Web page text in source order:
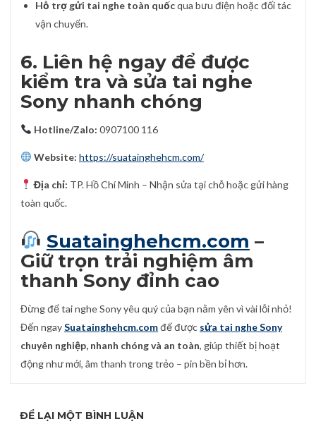
Hỗ trợ gửi tai nghe toàn quốcqua bưu điện hoặc đối tác
vận chuyển.
6. Liên hệ ngay để được
kiểm tra và sửa tai nghe
Sony nhanh chóng
Hotline/Zalo: 0907100 116
Website: https://suatainghehcm.com/
Địa chỉ: TP. Hồ Chí Minh – Nhận sửa tại chỗ hoặc gửi hàng
toàn quốc.
Suatainghehcm.com –
Giữ trọn trải nghiệm âm
thanh Sony đỉnh cao
Đừng để tai nghe Sony yêu quý của bạn nằm yên vì vài lỗi nhỏ!
Đến ngaySuatainghehcm.comđể được sửa tai nghe Sony
chuyên nghiệp, nhanh chóng và an toàn, giúp thiết bị hoạt
động như mới, âm thanh trong trẻo – pin bền bỉ hơn.
ĐỂ LẠI MỘT BÌNH LUẬN